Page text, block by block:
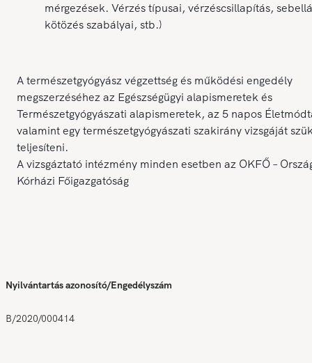
mérgezések. Vérzés típusai, vérzéscsillapítás,
kötözés szabályai, stb.)
A természetgyógyász végzettség és működési engedély
megszerzéséhez az Egészségügyi alapismeretek és
Természetgyógyászati alapismeretek, az 5 napos
valamint egy természetgyógyászati szakirány vizsgáját
teljesíteni.
A vizsgáztató intézmény minden esetben az OKFŐ –
Kórházi Főigazgatóság
Nyilvántartás azonosító/Engedélyszám
B/2020/000414